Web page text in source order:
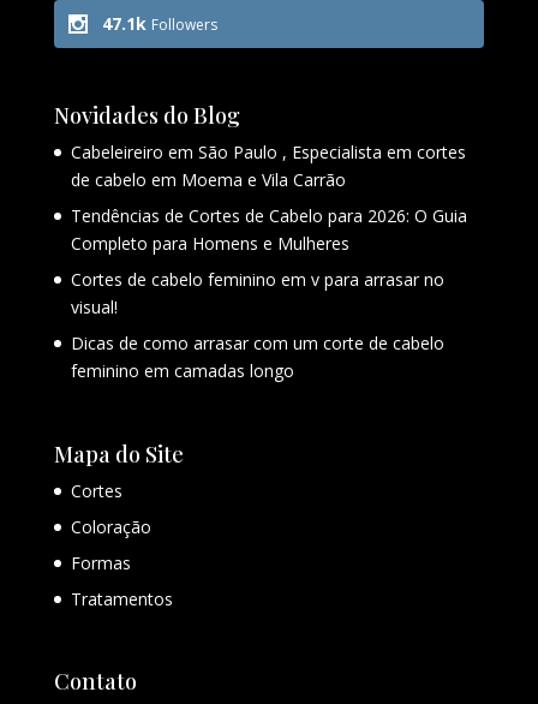
47.1k Followers
Novidades do Blog
Cabeleireiro em São Paulo , Especialista em cortes
de cabelo em Moema e Vila Carrão
Tendências de Cortes de Cabelo para 2026: O Guia
Completo para Homens e Mulheres
Cortes de cabelo feminino em v para arrasar no
visual!
Dicas de como arrasar com um corte de cabelo
feminino em camadas longo
Mapa do Site
Cortes
Coloração
Formas
Tratamentos
Contato